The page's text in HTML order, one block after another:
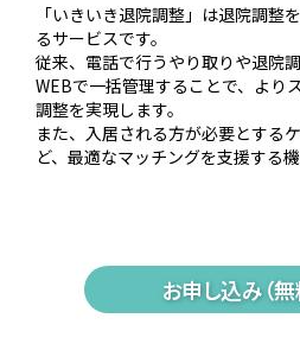
「いきいき退院調整」は退院調整
るサービスです。
従来、電話で行うやり取りや退院
WEBで一括管理することで、より
調整を実現します。
また、入居される方が必要とする
ど、最適なマッチングを支援する
お申し込み（無